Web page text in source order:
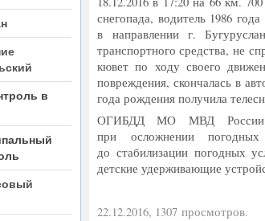
в
снегопада, водитель 1986
в направлении г.
транспортного средства, не
кювет по ходу своего
повреждения, скончалась в
года рождения получила
ОГИБДД МО МВД России
при осложнении погодных
до стабилизации погодных
детские удерживающие
22.12.2016, 1307 просмотров.